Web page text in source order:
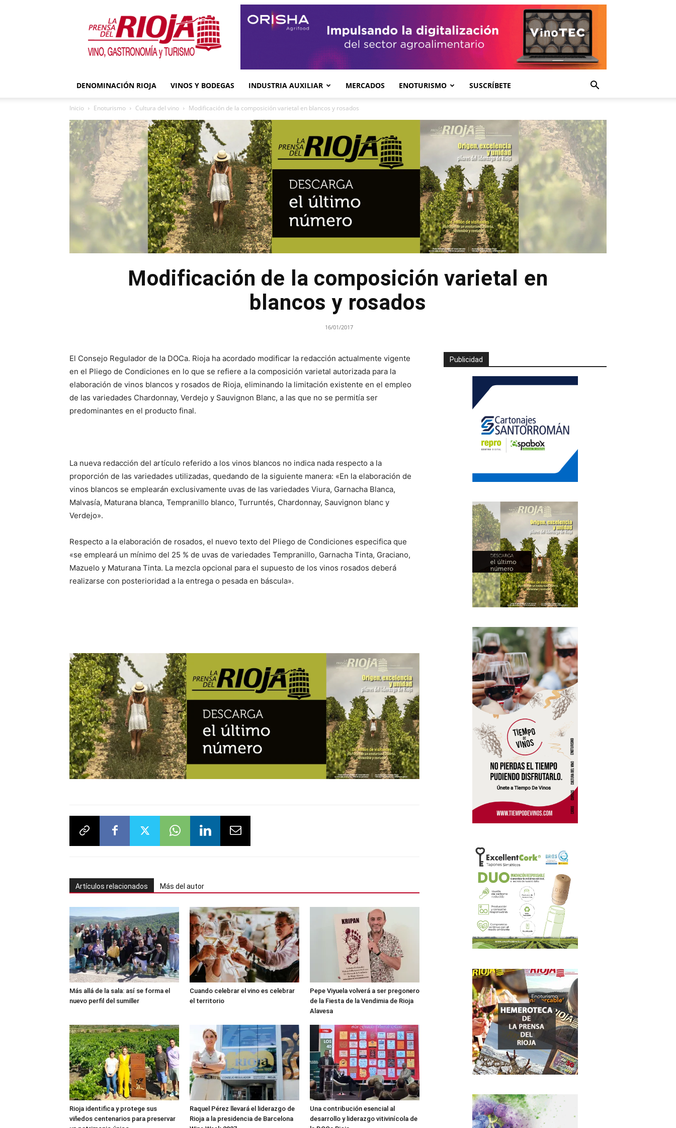
La
Prensa
del
Rioja
DENOMINACIÓN RIOJA VINOS Y BODEGAS INDUSTRIA AUXILIAR MERCADOS ENOTURISMO SUSCRÍBETE
Inicio Enoturismo Cultura del vino Modificación de la composición varietal en blancos y rosados
Modificación de la composición varietal en
blancos y rosados
16/01/2017
El Consejo Regulador de la DOCa. Rioja ha acordado modificar la redacción actualmente vigente
en el Pliego de Condiciones en lo que se refiere a la composición varietal autorizada para la
elaboración de vinos blancos y rosados de Rioja, eliminando la limitación existente en el empleo
de las variedades Chardonnay, Verdejo y Sauvignon Blanc, a las que no se permitía ser
predominantes en el producto final.
La nueva redacción del artículo referido a los vinos blancos no indica nada respecto a la
proporción de las variedades utilizadas, quedando de la siguiente manera: «En la elaboración de
vinos blancos se emplearán exclusivamente uvas de las variedades Viura, Garnacha Blanca,
Malvasía, Maturana blanca, Tempranillo blanco, Turruntés, Chardonnay, Sauvignon blanc y
Verdejo».
Respecto a la elaboración de rosados, el nuevo texto del Pliego de Condiciones especifica que
«se empleará un mínimo del 25 % de uvas de variedades Tempranillo, Garnacha Tinta, Graciano,
Mazuelo y Maturana Tinta. La mezcla opcional para el supuesto de los vinos rosados deberá
realizarse con posterioridad a la entrega o pesada en báscula».
Artículos relacionados Más del autor
Más allá de la sala: así se forma el
nuevo perfil del sumiller
Cuando celebrar el vino es celebrar
el territorio
Pepe Viyuela volverá a ser pregonero
de la Fiesta de la Vendimia de Rioja
Alavesa
Rioja identifica y protege sus
viñedos centenarios para preservar
Raquel Pérez llevará el liderazgo de
Rioja a la presidencia de Barcelona
Una contribución esencial al
desarrollo y liderazgo vitivinícola de
Publicidad